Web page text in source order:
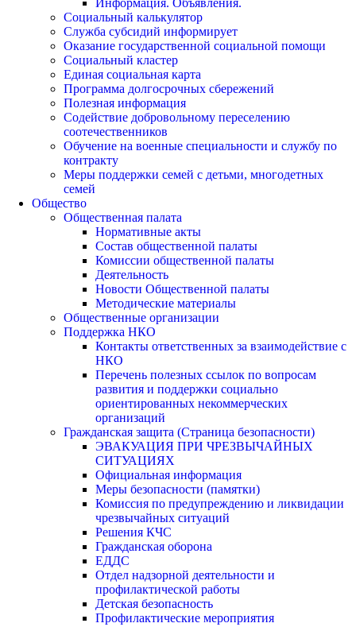
Информация. Объявления.
Социальный калькулятор
Служба субсидий информирует
Оказание государственной социальной помощи
Социальный кластер
Единая социальная карта
Программа долгосрочных сбережений
Полезная информация
Содействие добровольному переселению
соотечественников
Обучение на военные специальности и службу по
контракту
Меры поддержки семей с детьми, многодетных
семей
Общество
Общественная палата
Нормативные акты
Состав общественной палаты
Комиссии общественной палаты
Деятельность
Новости Общественной палаты
Методические материалы
Общественные организации
Поддержка НКО
Контакты ответственных за взаимодействие с
НКО
Перечень полезных ссылок по вопросам
развития и поддержки социально
ориентированных некоммерческих
организаций
Гражданская защита (Страница безопасности)
ЭВАКУАЦИЯ ПРИ ЧРЕЗВЫЧАЙНЫХ
СИТУАЦИЯХ
Официальная информация
Меры безопасности (памятки)
Комиссия по предупреждению и ликвидации
чрезвычайных ситуаций
Решения КЧС
Гражданская оборона
ЕДДС
Отдел надзорной деятельности и
профилактической работы
Детская безопасность
Профилактические мероприятия